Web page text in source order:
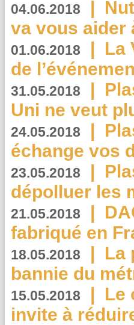
04.06.2018 |
va vous aider
01.06.2018 | La
de
31.05.2018 |
Uni ne veut
24.05.2018 |
échange vos
23.05.2018 |
dépolluer les
21.05.2018 |
fabriqué en
18.05.2018 | La
bannie du
15.05.2018 | Le
invite à